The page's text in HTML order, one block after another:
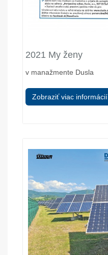
2021 My ženy
v manažmente Dusla
Zobraziť viac informácií